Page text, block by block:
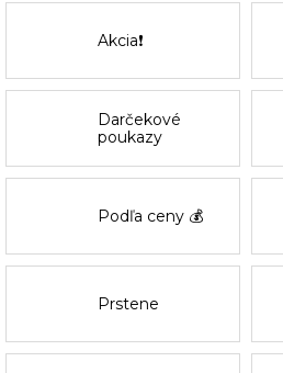
Akcia❗
Darčekové
poukazy
Podľa ceny 💰
Prstene